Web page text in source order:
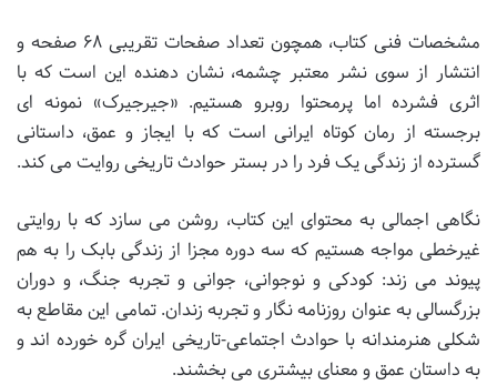
مشخصات فنی کتاب، همچون تعداد صفحات تقریبی ۶۸ صفحه و
انتشار از سوی نشر معتبر چشمه، نشان دهنده این است که با
اثری فشرده اما پرمحتوا روبرو هستیم. «جیرجیرک» نمونه ای
برجسته از رمان کوتاه ایرانی است که با ایجاز و عمق، داستانی
گسترده از زندگی یک فرد را در بستر حوادث تاریخی روایت می کند.
نگاهی اجمالی به محتوای این کتاب، روشن می سازد که با روایتی
غیرخطی مواجه هستیم که سه دوره مجزا از زندگی بابک را به هم
پیوند می زند: کودکی و نوجوانی، جوانی و تجربه جنگ، و دوران
بزرگسالی به عنوان روزنامه نگار و تجربه زندان. تمامی این مقاطع به
شکلی هنرمندانه با حوادث اجتماعی-تاریخی ایران گره خورده اند و
به داستان عمق و معنای بیشتری می بخشند.